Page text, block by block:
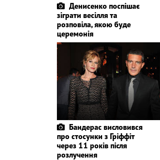
Денисенко поспішає
зіграти весілля та
розповіла, якою буде
церемонія
Бандерас висловився
про стосунки з Гріффіт
через 11 років після
розлучення